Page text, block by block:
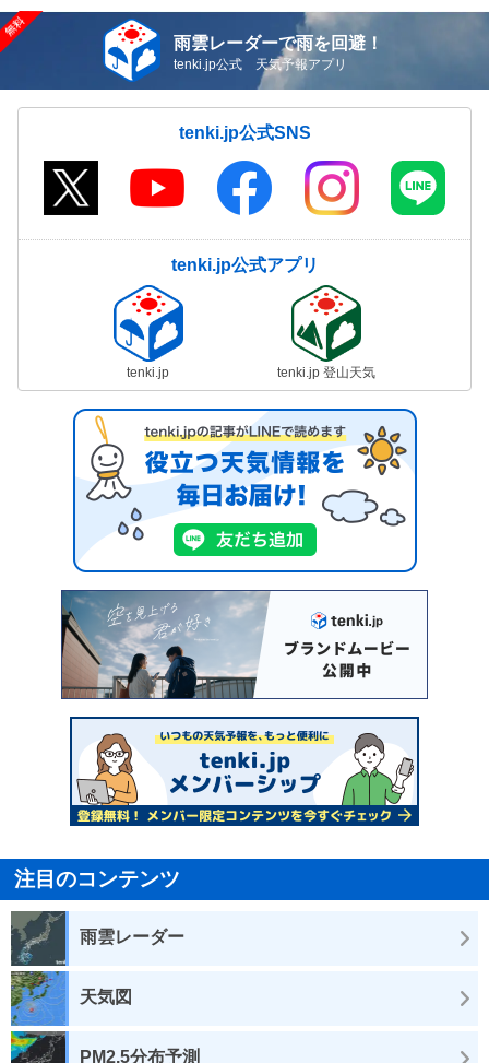
雨雲レーダーで雨を回避！
tenki.jp公式 天気予報アプリ
tenki.jp公式SNS
tenki.jp公式アプリ
tenki.jp tenki.jp 登山天気
注目のコンテンツ
雨雲レーダー
天気図
PM2.5分布予測